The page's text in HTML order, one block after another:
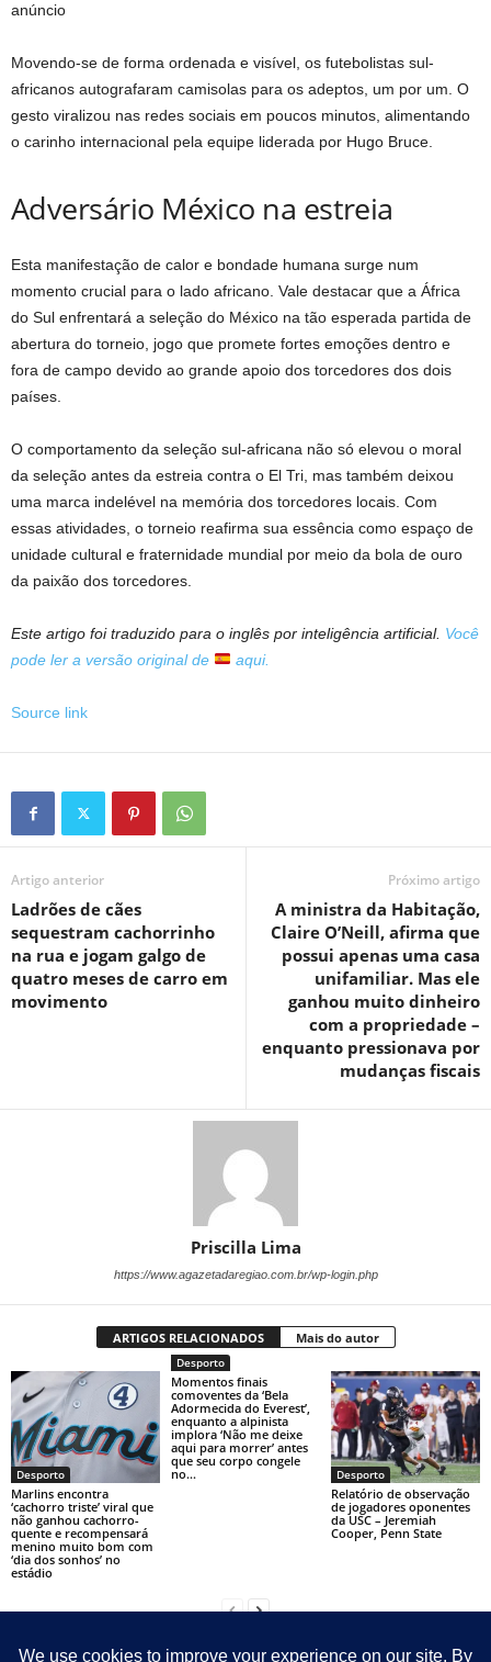
anúncio
Movendo-se de forma ordenada e visível, os futebolistas sul-
africanos autografaram camisolas para os adeptos, um por um. O
gesto viralizou nas redes sociais em poucos minutos, alimentando
o carinho internacional pela equipe liderada por Hugo Bruce.
Adversário México na estreia
Esta manifestação de calor e bondade humana surge num
momento crucial para o lado africano. Vale destacar que a África
do Sul enfrentará a seleção do México na tão esperada partida de
abertura do torneio, jogo que promete fortes emoções dentro e
fora de campo devido ao grande apoio dos torcedores dos dois
países.
O comportamento da seleção sul-africana não só elevou o moral
da seleção antes da estreia contra o El Tri, mas também deixou
uma marca indelével na memória dos torcedores locais. Com
essas atividades, o torneio reafirma sua essência como espaço de
unidade cultural e fraternidade mundial por meio da bola de ouro
da paixão dos torcedores.
Este artigo foi traduzido para o inglês por inteligência artificial. Você
pode ler a versão original de
aqui.
Source link
Artigo anterior
Ladrões de cães
sequestram cachorrinho
na rua e jogam galgo de
quatro meses de carro em
movimento
Próximo artigo
A ministra da Habitação,
Claire O’Neill, afirma que
possui apenas uma casa
unifamiliar. Mas ele
ganhou muito dinheiro
com a propriedade –
enquanto pressionava por
mudanças fiscais
Priscilla Lima
https://www.agazetadaregiao.com.br/wp-login.php
ARTIGOS RELACIONADOS Mais do autor
Desporto
Marlins encontra
‘cachorro triste’ viral que
não ganhou cachorro-
quente e recompensará
menino muito bom com
‘dia dos sonhos’ no
estádio
Desporto
Momentos finais
comoventes da ‘Bela
Adormecida do Everest’,
enquanto a alpinista
implora ‘Não me deixe
aqui para morrer’ antes
que seu corpo congele
no...
Desporto
Relatório de observação
de jogadores oponentes
da USC – Jeremiah
Cooper, Penn State